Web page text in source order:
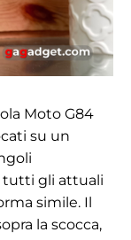
Moto G84
su un
tutti gli attuali
simile. Il
la scocca,